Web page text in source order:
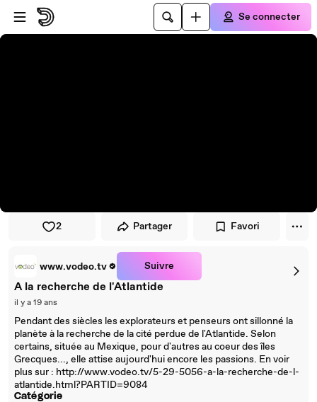
Passer au player
Passer au contenu principal
Se connecter
2 Partager Favori
www.vodeo.tv Suivre
A la recherche de l'Atlantide
il y a 19 ans
Pendant des siècles les explorateurs et penseurs ont sillonné la
planète à la recherche de la cité perdue de l'Atlantide. Selon
certains, située au Mexique, pour d'autres au coeur des îles
Grecques..., elle attise aujourd'hui encore les passions. En voir
plus sur : http://www.vodeo.tv/5-29-5056-a-la-recherche-de-l-
atlantide.html?PARTID=9084
Catégorie